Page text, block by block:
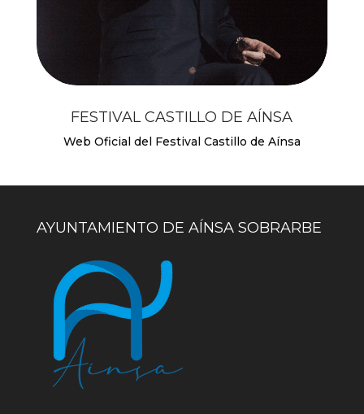
FESTIVAL CASTILLO DE AÍNSA
Web Oficial del Festival Castillo de Aínsa
AYUNTAMIENTO DE AÍNSA SOBRARBE